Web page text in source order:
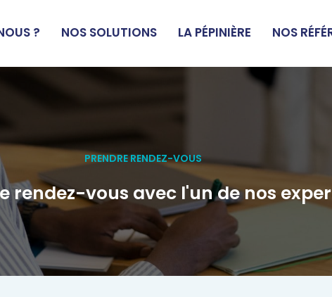
? NOS SOLUTIONS LA PÉPINIÈRE NOS
PRENDRE RENDEZ-VOUS
rendez-vous avec l'un de nos